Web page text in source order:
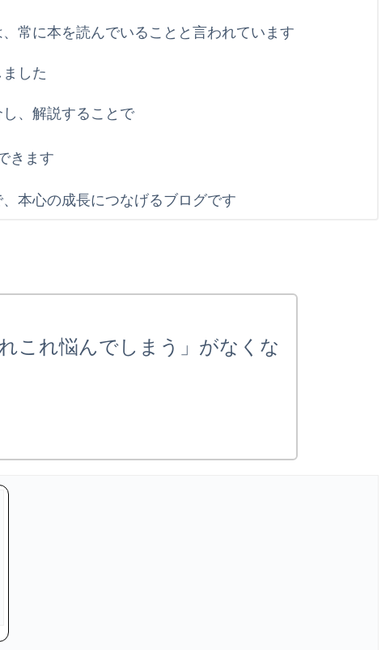
常に本を読んでいることと言われています
した
、解説することで
きます
本心の成長につなげるブログです
これ悩んでしまう」がなくな